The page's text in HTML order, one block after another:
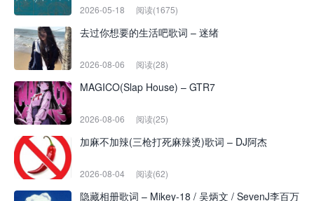
2026-05-18 阅读(1675)
去过你想要的生活吧歌词 – 迷绪
2026-08-06 阅读(28)
MAGICO(Slap House) – GTR7
2026-08-06 阅读(25)
加麻不加辣(三枪打死麻辣烫)歌词 – DJ阿杰
2026-08-04 阅读(62)
隐藏相册歌词 – Mikey-18 / 吴炳文 / SevenJ李百万